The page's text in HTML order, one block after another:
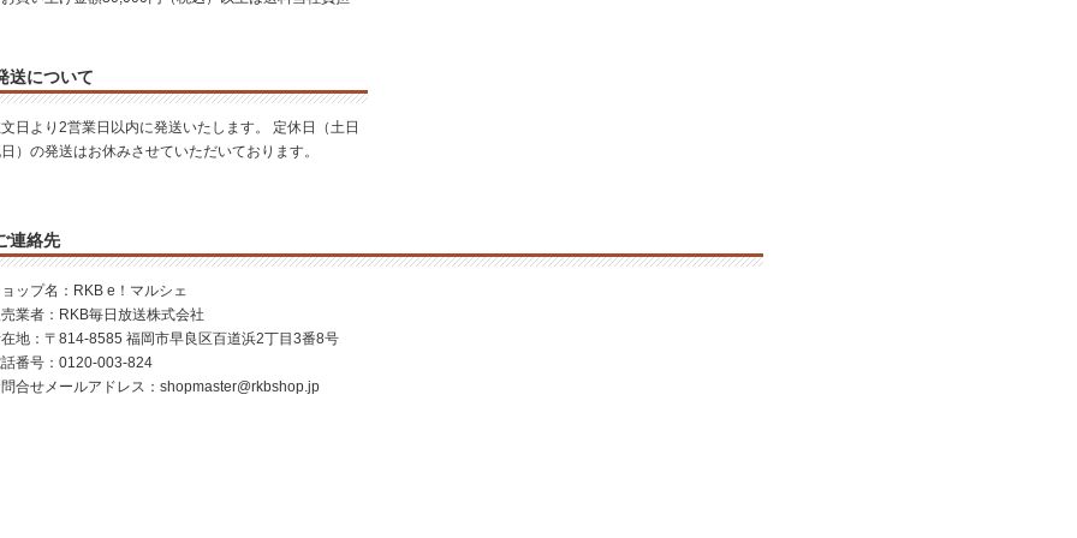
送について
日より2営業日以内に発送いたします。 定休日（土日
）の発送はお休みさせていただいております。
連絡先
ップ名：RKB e！マルシェ
業者：RKB毎日放送株式会社
地：〒814-8585 福岡市早良区百道浜2丁目3番8号
話番号：0120-003-824
合せメールアドレス：shopmaster@rkbshop.jp